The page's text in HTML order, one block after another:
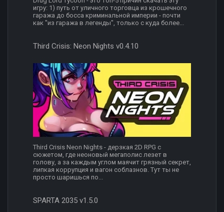
игру: 1) путь от уличного торговца из крошечного
гаража до босса криминальной империи - почти
как "из гаража в легенды", только с куда более...
Third Crisis: Neon Nights v0.4.10
Third Crisis Neon Nights - дерзкая 2D RPG с
сюжетом, где неоновый мегаполис лезет в
голову, а за каждым углом маячит грязный секрет,
липкая коррупция и вагон соблазнов. Тут ты не
просто шаришься по...
SPARTA 2035 v1.5.0